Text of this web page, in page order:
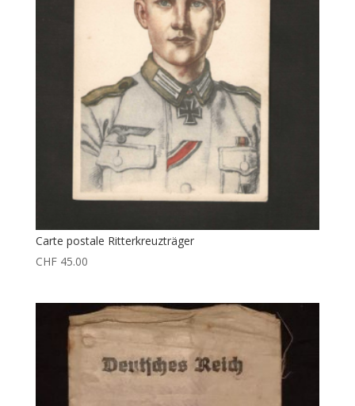
Carte postale Ritterkreuzträger
CHF45.00